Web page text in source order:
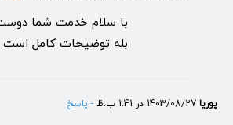
با سلام خدمت شما
بله توضیحات کامل است
پوریا - پاسخ